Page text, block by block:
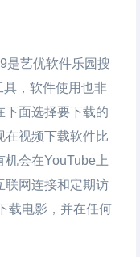
是艺优软件乐园搜
，软件使用也非
下面选择要下载的
在视频下载软件比
会在YouTube上
联网连接和定期访
载电影，并在任何